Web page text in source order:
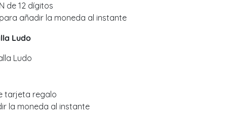
de 12 dígitos
añadir la moneda al instante
Ludo
Ludo
tarjeta regalo
la moneda al instante